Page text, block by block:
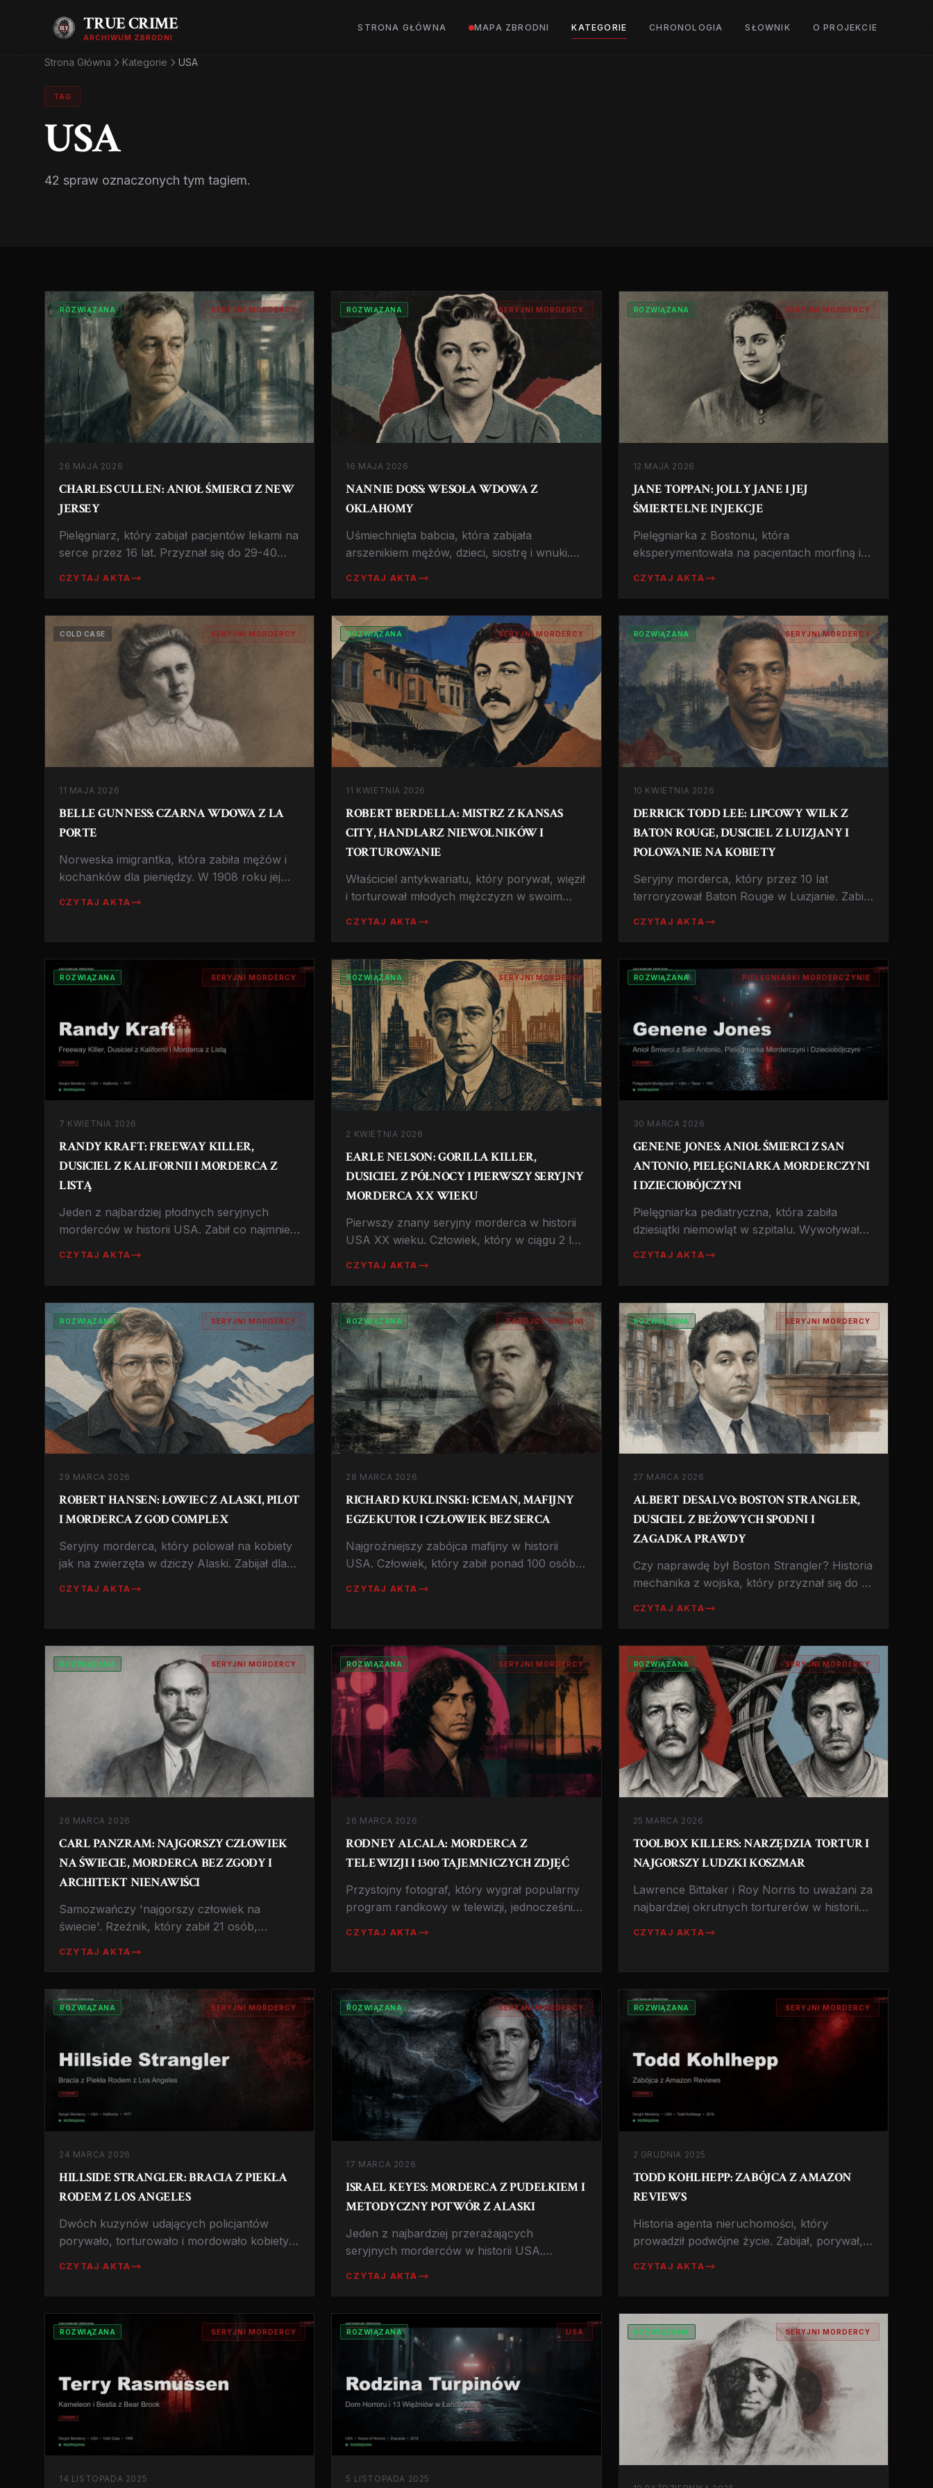
TRUE CRIME
ARCHIWUM ZBRODNI
STRONA GŁÓWNA MAPA ZBRODNI KATEGORIE CHRONOLOGIA SŁOWNIK O PROJEKCIE
Strona Główna Kategorie USA
TAG
USA
42 spraw oznaczonych tym tagiem.
ROZWIĄZANA SERYJNI MORDERCY
26 MAJA 2026
CHARLES CULLEN: ANIOŁ ŚMIERCI Z NEW
JERSEY
Pielęgniarz, który zabijał pacjentów lekami na
serce przez 16 lat. Przyznał się do 29-40
CZYTAJ AKTA
ROZWIĄZANA SERYJNI MORDERCY
16 MAJA 2026
NANNIE DOSS: WESOŁA WDOWA Z
OKLAHOMY
Uśmiechnięta babcia, która zabijała
arszenikiem mężów, dzieci, siostrę i wnuki.
CZYTAJ AKTA
ROZWIĄZANA SERYJNI MORDERCY
12 MAJA 2026
JANE TOPPAN: JOLLY JANE I JEJ
ŚMIERTELNE INJEKCJE
Pielęgniarka z Bostonu, która
eksperymentowała na pacjentach morfiną i
CZYTAJ AKTA
COLD CASE SERYJNI MORDERCY
11 MAJA 2026
BELLE GUNNESS: CZARNA WDOWA Z LA
PORTE
Norweska imigrantka, która zabiła mężów i
kochanków dla pieniędzy. W 1908 roku jej
CZYTAJ AKTA
ROZWIĄZANA SERYJNI MORDERCY
11 KWIETNIA 2026
ROBERT BERDELLA: MISTRZ Z KANSAS
CITY, HANDLARZ NIEWOLNIKÓW I
TORTUROWANIE
Właściciel antykwariatu, który porywał, więził
i torturował młodych mężczyzn w swoim
CZYTAJ AKTA
ROZWIĄZANA SERYJNI MORDERCY
10 KWIETNIA 2026
DERRICK TODD LEE: LIPCOWY WILK Z
BATON ROUGE, DUSICIEL Z LUIZJANY I
POLOWANIE NA KOBIETY
Seryjny morderca, który przez 10 lat
terroryzował Baton Rouge w Luizjanie. Zabił
CZYTAJ AKTA
ROZWIĄZANA SERYJNI MORDERCY
7 KWIETNIA 2026
RANDY KRAFT: FREEWAY KILLER,
DUSICIEL Z KALIFORNII I MORDERCA Z
LISTĄ
Jeden z najbardziej płodnych seryjnych
morderców w historii USA. Zabił co najmniej
autostrady'.
CZYTAJ AKTA
ROZWIĄZANA SERYJNI MORDERCY
2 KWIETNIA 2026
EARLE NELSON: GORILLA KILLER,
DUSICIEL Z PÓŁNOCY I PIERWSZY SERYJNY
MORDERCA XX WIEKU
Pierwszy znany seryjny morderca w historii
USA XX wieku. Człowiek, który w ciągu 2 lat
lat 20.
CZYTAJ AKTA
ROZWIĄZANA PIELĘGNIARKI MORDERCZYNIE
30 MARCA 2026
GENENE JONES: ANIOŁ ŚMIERCI Z SAN
ANTONIO, PIELĘGNIARKA MORDERCZYNI
I DZIECIOBÓJCZYNI
Pielęgniarka pediatryczna, która zabiła
dziesiątki niemowląt w szpitalu. Wywoływała
proxy.
CZYTAJ AKTA
ROZWIĄZANA SERYJNI MORDERCY
29 MARCA 2026
ROBERT HANSEN: ŁOWIEC Z ALASKI, PILOT
I MORDERCA Z GOD COMPLEX
Seryjny morderca, który polował na kobiety
jak na zwierzęta w dziczy Alaski. Zabijał dla
CZYTAJ AKTA
ROZWIĄZANA ZABÓJCY MAFIJNI
28 MARCA 2026
RICHARD KUKLINSKI: ICEMAN, MAFIJNY
EGZEKUTOR I CZŁOWIEK BEZ SERCA
Najgroźniejszy zabójca mafijny w historii
USA. Człowiek, który zabił ponad 100 osób,
CZYTAJ AKTA
ROZWIĄZANA SERYJNI MORDERCY
27 MARCA 2026
ALBERT DESALVO: BOSTON STRANGLER,
DUSICIEL Z BEŻOWYCH SPODNI I
ZAGADKA PRAWDY
Czy naprawdę był Boston Strangler? Historia
mechanika z wojska, który przyznał się do 13
CZYTAJ AKTA
ROZWIĄZANA SERYJNI MORDERCY
26 MARCA 2026
CARL PANZRAM: NAJGORSZY CZŁOWIEK
NA ŚWIECIE, MORDERCA BEZ ZGODY I
ARCHITEKT NIENAWIŚCI
Samozwańczy 'najgorszy człowiek na
świecie'. Rzeźnik, który zabił 21 osób,
CZYTAJ AKTA
ROZWIĄZANA SERYJNI MORDERCY
26 MARCA 2026
RODNEY ALCALA: MORDERCA Z
TELEWIZJI I 1300 TAJEMNICZYCH ZDJĘĆ
Przystojny fotograf, który wygrał popularny
program randkowy w telewizji, jednocześnie
bardzo można się mylić oceniając kogoś po
pozorach.
CZYTAJ AKTA
ROZWIĄZANA SERYJNI MORDERCY
25 MARCA 2026
TOOLBOX KILLERS: NARZĘDZIA TORTUR I
NAJGORSZY LUDZKI KOSZMAR
Lawrence Bittaker i Roy Norris to uważani za
najbardziej okrutnych torturerów w historii
Historia, która zmieniła prawo karne USA.
CZYTAJ AKTA
ROZWIĄZANA SERYJNI MORDERCY
24 MARCA 2026
HILLSIDE STRANGLER: BRACIA Z PIEKŁA
RODEM Z LOS ANGELES
Dwóch kuzynów udających policjantów
porywało, torturowało i mordowało kobiety
kontrowersyjnych procesów w historii
amerykańskiego wymiaru sprawiedliwości.
CZYTAJ AKTA
ROZWIĄZANA SERYJNI MORDERCY
17 MARCA 2026
ISRAEL KEYES: MORDERCA Z PUDEŁKIEM I
METODYCZNY POTWÓR Z ALASKI
Jeden z najbardziej przerażających
seryjnych morderców w historii USA.
jego metody.
CZYTAJ AKTA
ROZWIĄZANA SERYJNI MORDERCY
2 GRUDNIA 2025
TODD KOHLHEPP: ZABÓJCA Z AMAZON
REVIEWS
Historia agenta nieruchomości, który
prowadził podwójne życie. Zabijał, porywał, a
CZYTAJ AKTA
ROZWIĄZANA SERYJNI MORDERCY
14 LISTOPADA 2025
ROZWIĄZANA USA
5 LISTOPADA 2025
ROZWIĄZANA SERYJNI MORDERCY